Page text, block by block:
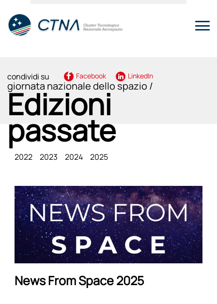
giornata nazionale dello spazio /
condividi su Facebook LinkedIn
Edizioni
passate
2022 2023 2024 2025
News From Space 2025